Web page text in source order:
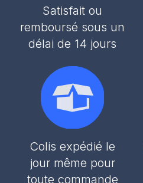
Satisfait ou
remboursé sous un
délai de 14 jours
Colis expédié le
jour même pour
toute commande